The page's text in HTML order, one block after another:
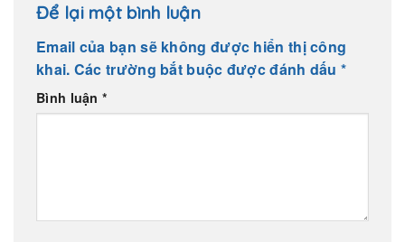
Để lại một bình luận
Email của bạn sẽ không được hiển thị công
khai. Các trường bắt buộc được đánh dấu*
Bình luận *